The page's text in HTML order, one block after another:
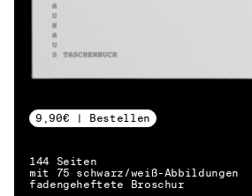
9,90€ | Bestellen
144 Seiten
mit 75 schwarz/weiß-Abbildungen
fadengeheftete Broschur